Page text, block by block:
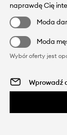
naprawdę Cię
Moda
Moda
Wybór oferty jest